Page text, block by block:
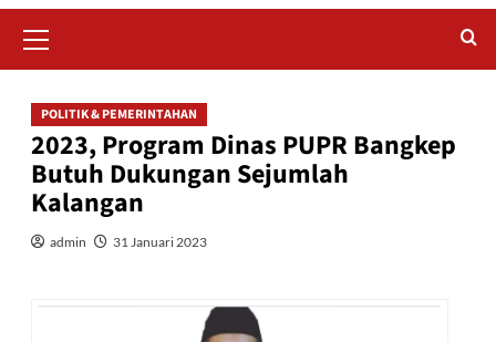
Menu
POLITIK & PEMERINTAHAN
2023, Program Dinas PUPR Bangkep
Butuh Dukungan Sejumlah
Kalangan
admin 31 Januari 2023